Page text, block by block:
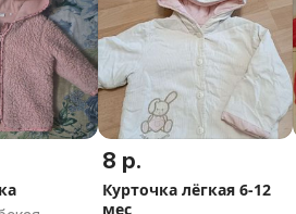
8 р.
Курточка лёгкая 6-12
мес